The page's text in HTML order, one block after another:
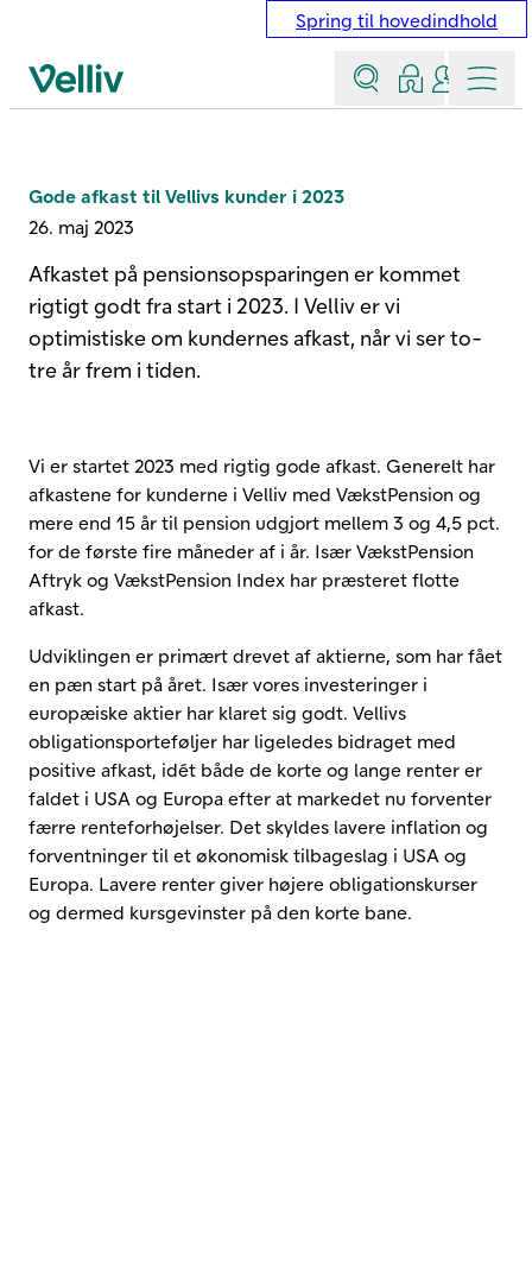
Spring til hovedindhold
Velliv startside
Søg Log indKontakt
Menu
Gode afkast til Vellivs kunder i 2023
26. maj 2023
Afkastet på pensionsopsparingen er kommet
rigtigt godt fra start i 2023. I Velliv er vi
optimistiske om kundernes afkast, når vi ser to-
tre år frem i tiden.
Vi er startet 2023 med rigtig gode afkast. Generelt har
afkastene for kunderne i Velliv med VækstPension og
mere end 15 år til pension udgjort mellem 3 og 4,5 pct.
for de første fire måneder af i år. Især VækstPension
Aftryk og VækstPension Index har præsteret flotte
afkast.
Udviklingen er primært drevet af aktierne, som har fået
en pæn start på året. Især vores investeringer i
europæiske aktier har klaret sig godt. Vellivs
obligationsporteføljer har ligeledes bidraget med
positive afkast, idét både de korte og lange renter er
faldet i USA og Europa efter at markedet nu forventer
færre renteforhøjelser. Det skyldes lavere inflation og
forventninger til et økonomisk tilbageslag i USA og
Europa. Lavere renter giver højere obligationskurser
og dermed kursgevinster på den korte bane.